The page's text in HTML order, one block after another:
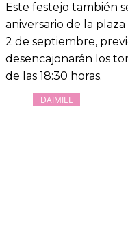
Este festejo también
aniversario de la
2 de septiembre,
desencajonarán los
de las 18:30 horas.
DAIMIEL